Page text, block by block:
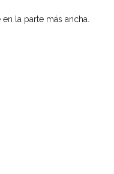
la parte más ancha.